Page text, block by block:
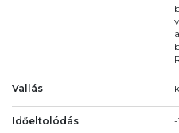
Vallás
Időeltolódás -